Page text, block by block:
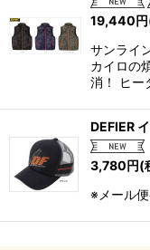
19,440円
サンライ
カイロの
消！ ヒー
DEFIER
3,780円(
※メール